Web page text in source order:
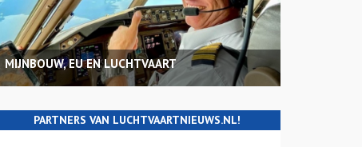
MIJNBOUW, EU EN LUCHTVAART
PARTNERS VAN LUCHTVAARTNIEUWS.NL!